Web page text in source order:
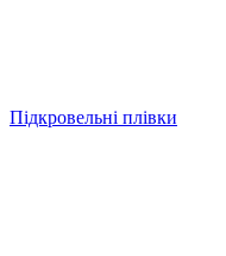
Підкровельні плівки